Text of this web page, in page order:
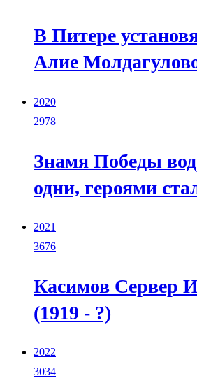
В Питере
Алие
2020
2978
Знамя Победы
одни, героями
2021
3676
Касимов Сервер
(1919 - ?)
2022
3034